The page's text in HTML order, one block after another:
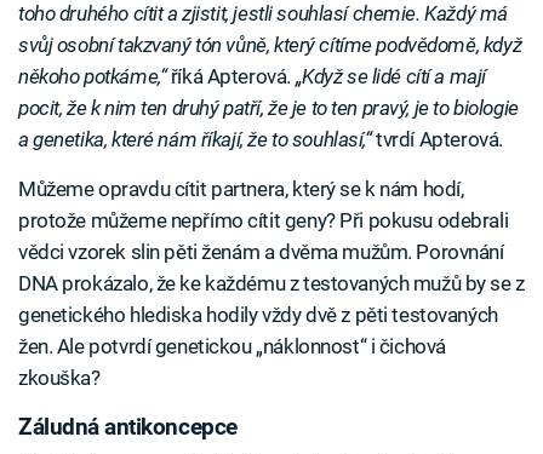
toho druhého cítit a zjistit, jestli souhlasí chemie. Každý má
svůj osobní takzvaný tón vůně, který cítíme podvědomě, když
někoho potkáme,“říká Apterová. „Když se lidé cítí a mají
pocit, že k nim ten druhý patří, že je to ten pravý, je to biologie
a genetika, které nám říkají, že to souhlasí,“tvrdí Apterová.
Můžeme opravdu cítit partnera, který se k nám hodí,
protože můžeme nepřímo cítit geny? Při pokusu odebrali
vědci vzorek slin pěti ženám a dvěma mužům. Porovnání
DNA prokázalo, že ke každému z testovaných mužů by se z
genetického hlediska hodily vždy dvě z pěti testovaných
žen. Ale potvrdí genetickou „náklonnost“ i čichová
zkouška?
Záludná antikoncepce